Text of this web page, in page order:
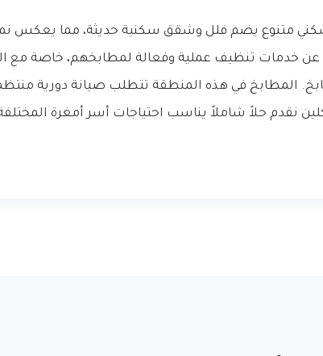
متنوع يضم فلل وشقق سكنية حديثة، مما يعكس
عن خدمات تنظيف عملية وفعالة لمطابخهم، خاصة مع
المطابخ في هذه المنطقة تتطلب صيانة دورية
نقدم حلاً شاملاً يناسب احتياجات أسر أمغرة